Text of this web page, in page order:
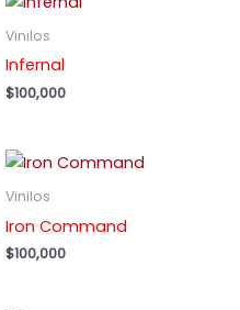
Vinilos
Infernal
$100,000
Vinilos
Iron Command
$100,000